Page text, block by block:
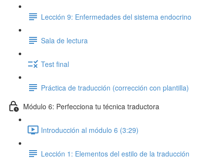
Lección 9: Enfermedades del sistema endocrino
Sala de lectura
Test final
Práctica de traducción (corrección con plantilla)
Módulo 6: Perfecciona tu técnica traductora
Introducción al módulo 6 (3:29)
Lección 1: Elementos del estilo de la traducción